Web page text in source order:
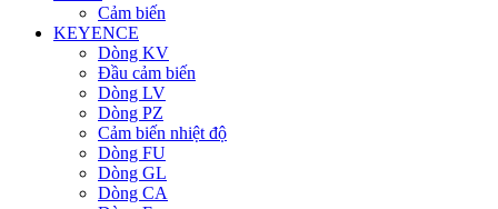
Cảm biến
KEYENCE
Dòng KV
Đầu cảm biến
Dòng LV
Dòng PZ
Cảm biến nhiệt độ
Dòng FU
Dòng GL
Dòng CA